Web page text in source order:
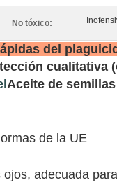
No tóxico:
del
cualitativa
Aceite de
de la UE
adecuada